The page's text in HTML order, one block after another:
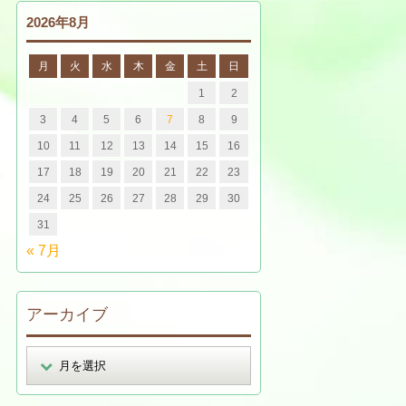
2026年8月
月 火 水 木 金 土 日
1 2
3 4 5 6 7 8 9
10 11 12 13 14 15 16
17 18 19 20 21 22 23
24 25 26 27 28 29 30
31
« 7月
アーカイブ